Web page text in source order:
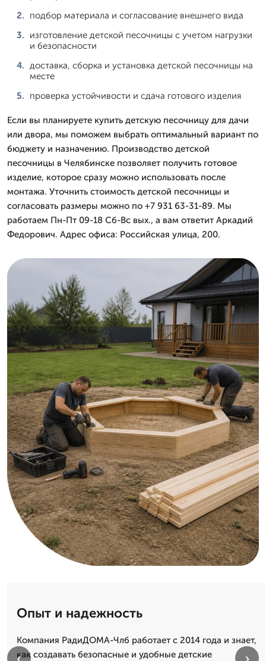
подбор материала и согласование внешнего вида
изготовление детской песочницы с учетом нагрузки
и безопасности
доставка, сборка и установка детской песочницы на
месте
проверка устойчивости и сдача готового изделия
Если вы планируете купить детскую песочницу для дачи
или двора, мы поможем выбрать оптимальный вариант по
бюджету и назначению. Производство детской
песочницы в Челябинске позволяет получить готовое
изделие, которое сразу можно использовать после
монтажа. Уточнить стоимость детской песочницы и
согласовать размеры можно по +7 931 63-31-89. Мы
работаем Пн-Пт 09-18 Сб-Вс вых., а вам ответит Аркадий
Федорович. Адрес офиса: Российская улица, 200.
Опыт и надежность
Компания РадиДОМА-Члб работает с 2014 года и знает,
как создавать безопасные и удобные детские